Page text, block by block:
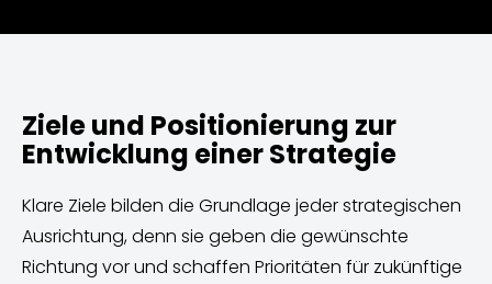
Ziele und Positionierung zur
Entwicklung einer Strategie
Klare Ziele bilden die Grundlage jeder strategischen
Ausrichtung, denn sie geben die gewünschte
Richtung vor und schaffen Prioritäten für zukünftige